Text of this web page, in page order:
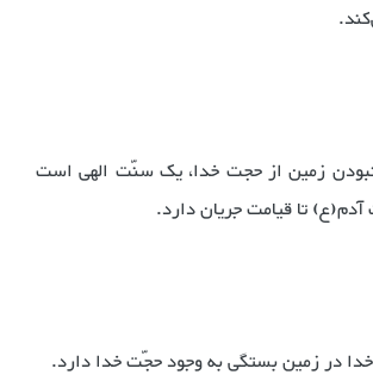
زمین از حجت خدا، یک سنّت الهی است
تا قیامت جریان دارد.
در زمین بستگی به وجود حجّت خدا دارد.